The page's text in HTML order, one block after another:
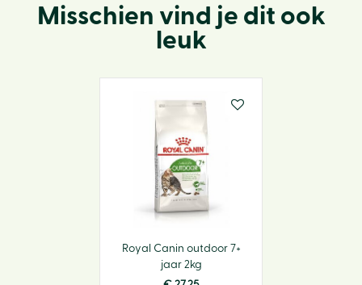
Misschien vind je dit ook
leuk
Royal Canin outdoor 7+
jaar 2kg